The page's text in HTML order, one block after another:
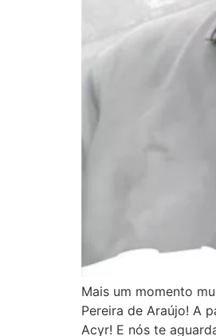
Mais um momento
Pereira de Araújo! A
Acyr! E nós te